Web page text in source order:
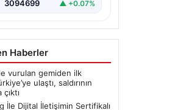
3094699 ▲ +0.07%
Haberler
vurulan gemiden ilk
ulaştı, saldırının
İle Dijital İletişimin Sertifikalı